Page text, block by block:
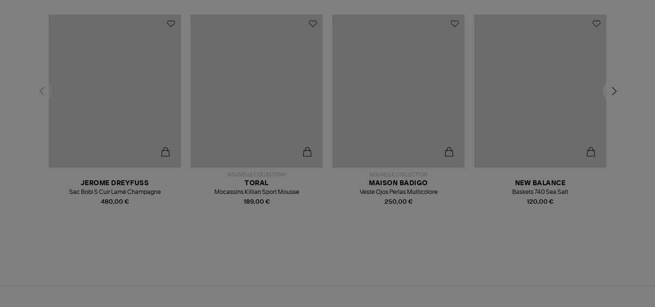
480,00 €
JEROME DREYFUSS
Sac Bobi S Cuir Lamé Champagne
NOUVELLE COLLECTION
189,00 €
TORAL
Mocassins Killian Sport Mousse
NOUVELLE COLLECTION
250,00 €
MAISON BADIGO
Veste Ojos Perlas Multicolore
120,00 €
NEW BALANCE
Baskets 740 Sea Salt